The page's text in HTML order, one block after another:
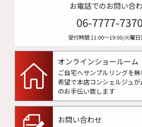
お電話でのお問い合
06-7777-7370
受付時間 11:00〜19:00/火曜
オンラインショールーム
ご自宅へサンプルリングを無
希望で本店コンシェルジュ
のお手伝い致します
お問い合わせ